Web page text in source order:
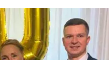
собор